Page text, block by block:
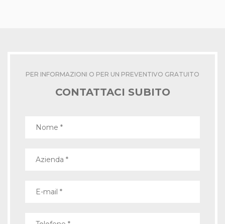
PER INFORMAZIONI O PER UN PREVENTIVO GRATUITO
CONTATTACI SUBITO